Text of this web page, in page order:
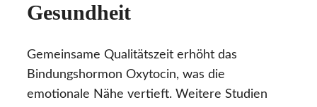
Gesundheit
Gemeinsame Qualitätszeit erhöht das
Bindungshormon Oxytocin, was die
emotionale Nähe vertieft. Weitere Studien